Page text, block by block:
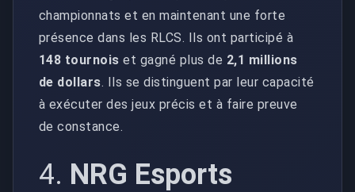
championnats et en maintenant une forte
présence dans les RLCS. Ils ont participé à
148 tournois et gagné plus de 2,1 millions
de dollars. Ils se distinguent par leur capacité
à exécuter des jeux précis et à faire preuve
de constance.
4. NRG Esports